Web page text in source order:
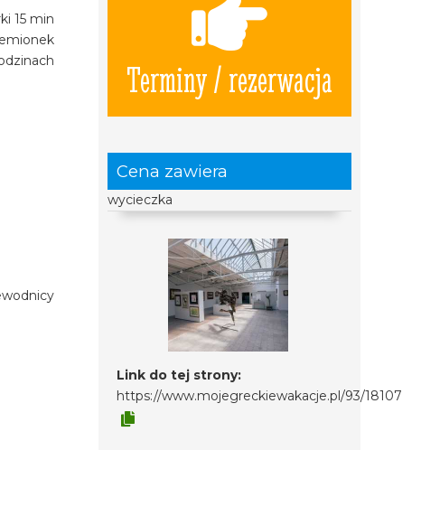
Terminy / rezerwacja
Cena zawiera
wycieczka
Link do tej strony:
https://www.mojegreckiewakacje.pl/93/18107
15 min